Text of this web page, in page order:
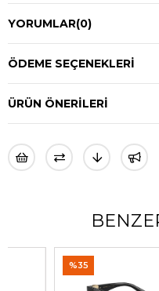
YORUMLAR(0)
ÖDEME SEÇENEKLERI
ÜRÜN ÖNERILERI